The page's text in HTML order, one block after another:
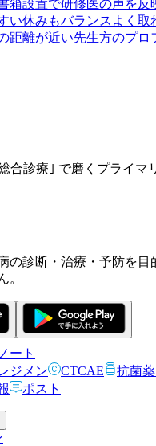
箱設置で研修医の声を反
い休みもバランスよく取
距離が近い先生方のプロ
合診療｣ で磨くプライマ
の診断・治療・予防を目
。
ノート
ジメン CTCAE 抗菌
ポスト